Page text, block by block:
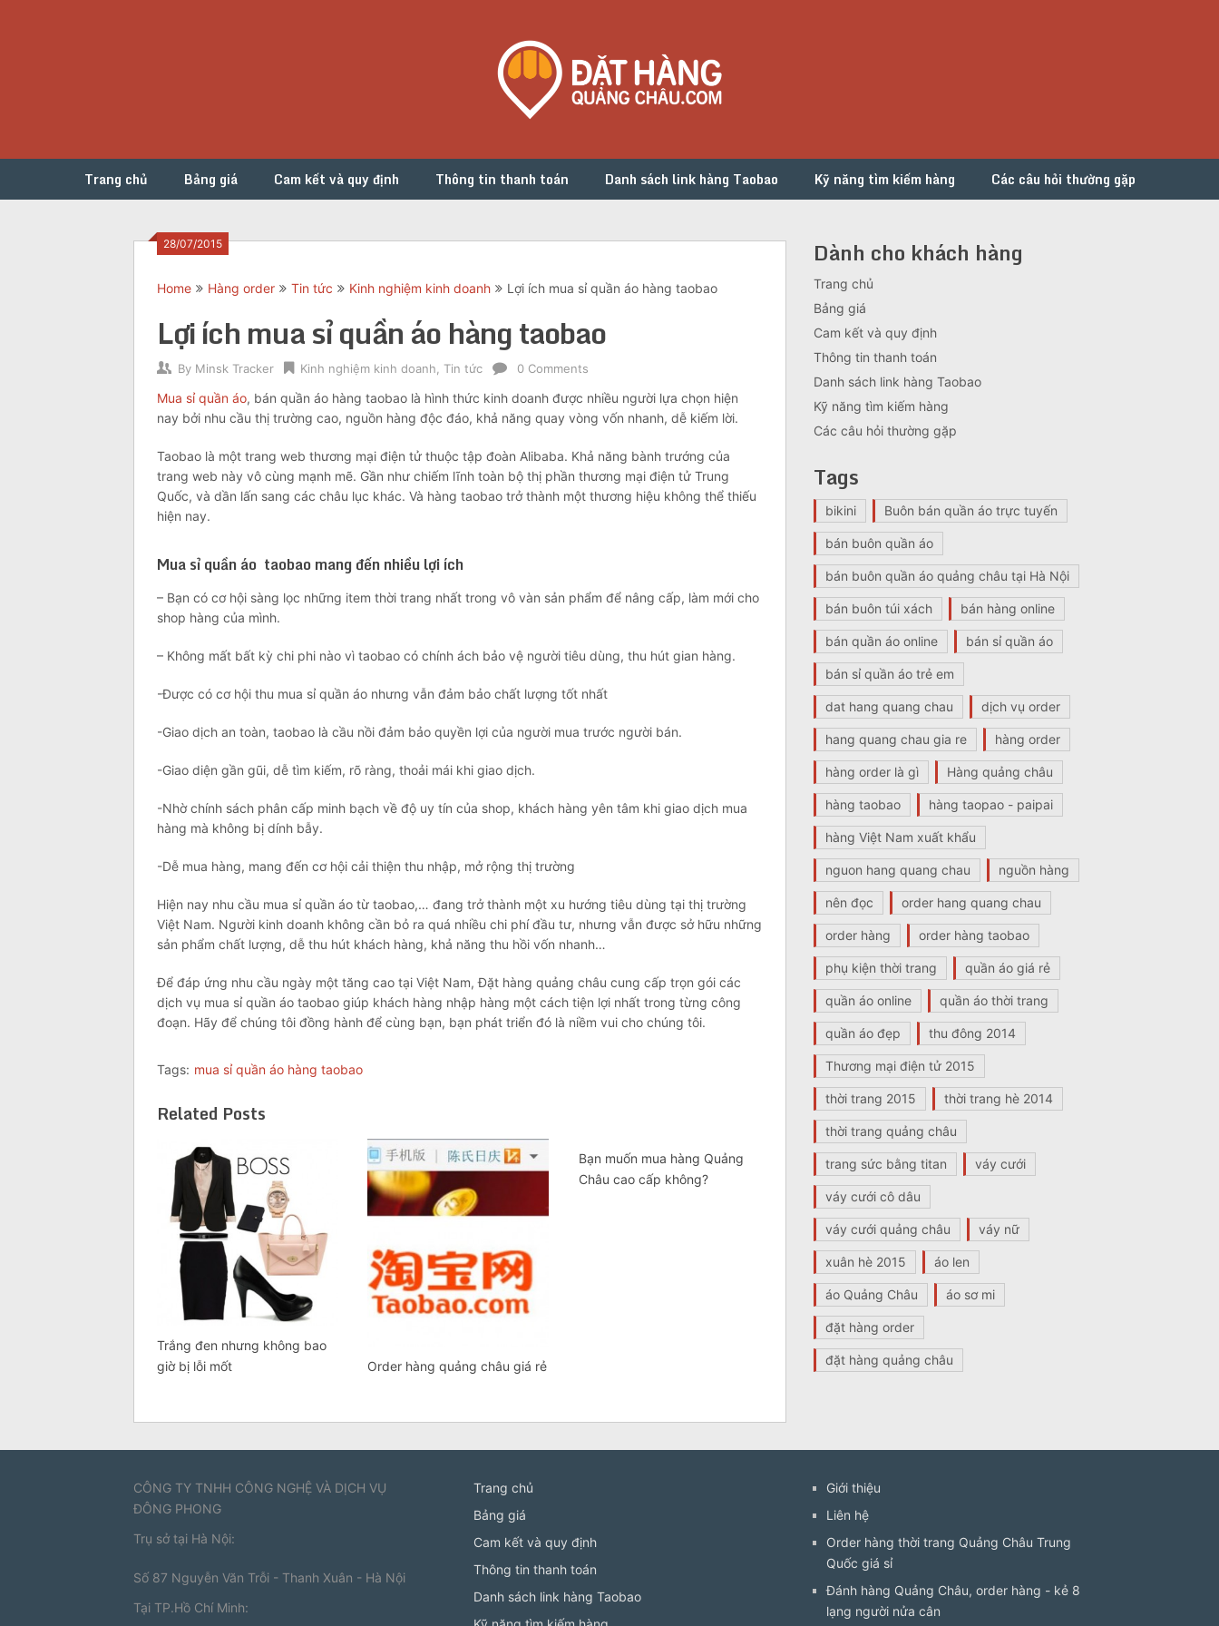
Trang chủ Bảng giá Cam kết và quy định Thông tin thanh toán Danh sách link hàng Taobao Kỹ năng tìm kiếm hàng Các câu hỏi thường gặp
28/07/2015
Home Hàng order Tin tức Kinh nghiệm kinh doanh Lợi ích mua sỉ quần áo hàng taobao
Lợi ích mua sỉ quần áo hàng taobao
By Minsk Tracker Kinh nghiệm kinh doanh Tin tức 0 Comments
Mua sỉ quần áo, bán quần áo hàng taobao là hình thức kinh doanh được nhiều người lựa chọn hiện
nay bởi nhu cầu thị trường cao, nguồn hàng độc đáo, khả năng quay vòng vốn nhanh, dễ kiếm lời.
Taobao là một trang web thương mại điện tử thuộc tập đoàn Alibaba. Khả năng bành trướng của
trang web này vô cùng mạnh mẽ. Gần như chiếm lĩnh toàn bộ thị phần thương mại điện tử Trung
Quốc, và dần lấn sang các châu lục khác. Và hàng taobao trở thành một thương hiệu không thể thiếu
hiện nay.
Mua sỉ quần áo taobao mang đến nhiều lợi ích
– Bạn có cơ hội sàng lọc những item thời trang nhất trong vô vàn sản phẩm để nâng cấp, làm mới cho
shop hàng của mình.
– Không mất bất kỳ chi phi nào vì taobao có chính ách bảo vệ người tiêu dùng, thu hút gian hàng.
-Được có cơ hội thu mua sỉ quần áo nhưng vẫn đảm bảo chất lượng tốt nhất
-Giao dịch an toàn, taobao là cầu nồi đảm bảo quyền lợi của người mua trước người bán.
-Giao diện gần gũi, dễ tìm kiếm, rõ ràng, thoải mái khi giao dịch.
-Nhờ chính sách phân cấp minh bạch về độ uy tín của shop, khách hàng yên tâm khi giao dịch mua
hàng mà không bị dính bẫy.
-Dễ mua hàng, mang đến cơ hội cải thiện thu nhập, mở rộng thị trường
Hiện nay nhu cầu mua sỉ quần áo từ taobao,… đang trở thành một xu hướng tiêu dùng tại thị trường
Việt Nam. Người kinh doanh không cần bỏ ra quá nhiều chi phí đầu tư, nhưng vẫn được sở hữu những
sản phẩm chất lượng, dễ thu hút khách hàng, khả năng thu hồi vốn nhanh…
Để đáp ứng nhu cầu ngày một tăng cao tại Việt Nam, Đặt hàng quảng châu cung cấp trọn gói các
dịch vụ mua sỉ quần áo taobao giúp khách hàng nhập hàng một cách tiện lợi nhất trong từng công
đoạn. Hãy để chúng tôi đồng hành để cùng bạn, bạn phát triển đó là niềm vui cho chúng tôi.
Tags: mua sỉ quần áo hàng taobao
Related Posts
Trắng đen nhưng không bao
giờ bị lỗi mốt
Order hàng quảng châu giá rẻ
Bạn muốn mua hàng Quảng
Châu cao cấp không?
Dành cho khách hàng
Trang chủ
Bảng giá
Cam kết và quy định
Thông tin thanh toán
Danh sách link hàng Taobao
Kỹ năng tìm kiếm hàng
Các câu hỏi thường gặp
Tags
bikini Buôn bán quần áo trực tuyến
bán buôn quần áo
bán buôn quần áo quảng châu tại Hà Nội
bán buôn túi xách bán hàng online
bán quần áo online bán sỉ quần áo
bán sỉ quần áo trẻ em
dat hang quang chau dịch vụ order
hang quang chau gia re hàng order
hàng order là gì Hàng quảng châu
hàng taobao hàng taopao - paipai
hàng Việt Nam xuất khẩu
nguon hang quang chau nguồn hàng
nên đọc order hang quang chau
order hàng order hàng taobao
phụ kiện thời trang quần áo giá rẻ
quần áo online quần áo thời trang
quần áo đẹp thu đông 2014
Thương mại điện tử 2015
thời trang 2015 thời trang hè 2014
thời trang quảng châu
trang sức bằng titan váy cưới
váy cưới cô dâu
váy cưới quảng châu váy nữ
xuân hè 2015 áo len
áo Quảng Châu áo sơ mi
đặt hàng order
đặt hàng quảng châu
CÔNG TY TNHH CÔNG NGHỆ VÀ DỊCH VỤ
ĐÔNG PHONG
Trụ sở tại Hà Nội:
Số 87 Nguyễn Văn Trỗi - Thanh Xuân - Hà Nội
Tại TP.Hồ Chí Minh:
Trang chủ
Bảng giá
Cam kết và quy định
Thông tin thanh toán
Danh sách link hàng Taobao
Giới thiệu
Liên hệ
Order hàng thời trang Quảng Châu Trung
Quốc giá sỉ
Đánh hàng Quảng Châu, order hàng - kẻ 8
lạng người nửa cân